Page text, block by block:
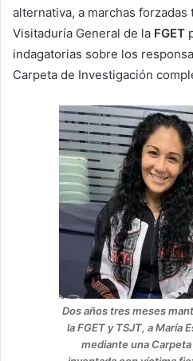
alternativa, a marchas
Visitaduría General de la FGET
indagatorias sobre los
Carpeta de Investigación
Dos años tres meses
la FGET y TSJT, a María
mediante una